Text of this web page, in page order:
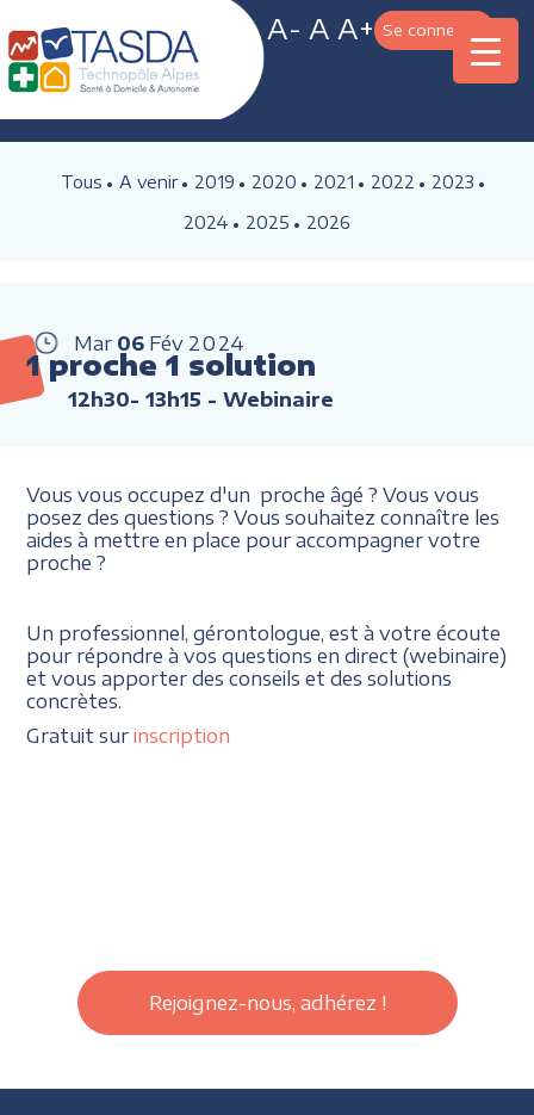
A- A A+ Se connecter
Tous A venir 2019 2020 2021 2022
2023
2024
2025 2026
Mar 06 Fév 2024
1 proche 1 solution
12h30- 13h15 - Webinaire
Vous vous occupez d'un proche âgé ? Vous vous
posez des questions ? Vous souhaitez connaître les
aides à mettre en place pour accompagner votre
proche ?
Un professionnel, gérontologue, est à votre écoute
pour répondre à vos questions en direct (webinaire)
et vous apporter des conseils et des solutions
concrètes.
Gratuit surinscription
Rejoignez-nous, adhérez !